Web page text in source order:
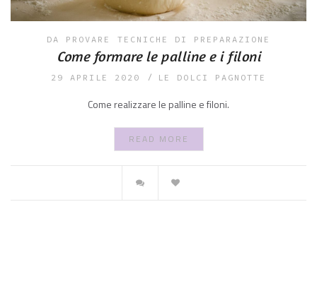
DA PROVARE TECNICHE DI PREPARAZIONE
Come formare le palline e i filoni
29 APRILE 2020 LE DOLCI PAGNOTTE
Come realizzare le palline e filoni.
READ MORE